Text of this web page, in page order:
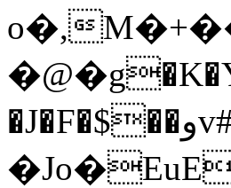
o�,
�J�F�$��وv#L�E�� X�ȮW�V�|